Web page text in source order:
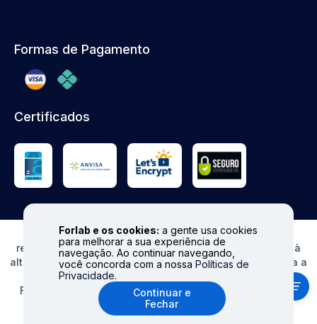
Forlab e os cookies: a gente usa cookies
para melhorar a sua experiência de
navegação. Ao continuar navegando,
você concorda com a nossa Políticas de
Privacidade.
Continuar e
Fechar
Formas de Pagamento
Certificados
© FORLAB - Todos os direitos reservados. Proibida
reprodução total ou parcial. Preços e Estoques sujeitos à
alteração sem aviso prévio. Ofertas válidas somente para a
loja virtual. Fale conosco|
Formas de pagamento aceitas: cartões de crédito (Visa,
MasterCard, Elo e American Express), boleto e Pix.